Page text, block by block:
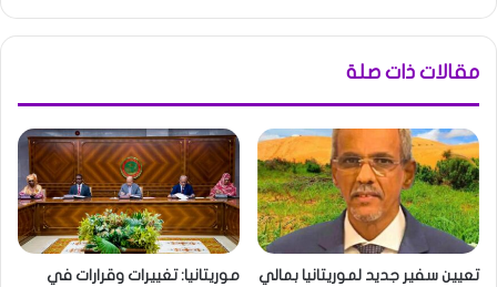
مقالات ذات صلة
تعيين سفير جديد لموريتانيا بمالي
موريتانيا: تغييرات وقرارات في